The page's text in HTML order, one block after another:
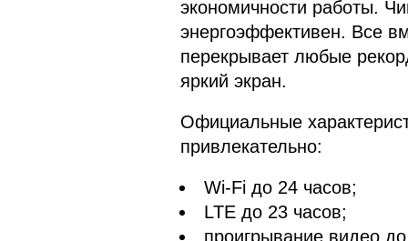
экономичности работы.
энергоэффективен. Все
перекрывает любые
яркий экран.
Официальные
привлекательно:
Wi-Fi до 24 часов;
LTE до 23 часов;
проигрывание видео